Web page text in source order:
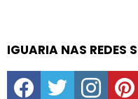
IGUARIA NAS REDES
facebooktwitter instagram